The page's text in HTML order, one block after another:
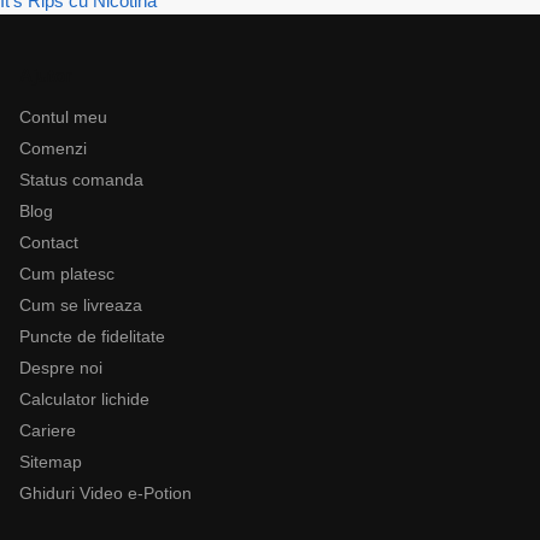
Contul meu
Comenzi
Status comanda
Blog
Contact
Cum platesc
Cum se livreaza
Puncte de fidelitate
Despre noi
Calculator lichide
Cariere
Sitemap
Ghiduri Video e-Potion